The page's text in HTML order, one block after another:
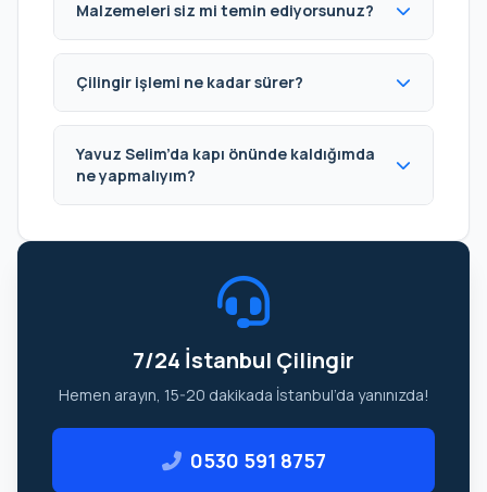
Malzemeleri siz mi temin ediyorsunuz?
Çilingir işlemi ne kadar sürer?
Yavuz Selim’da kapı önünde kaldığımda
ne yapmalıyım?
7/24 İstanbul Çilingir
Hemen arayın, 15-20 dakikada İstanbul’da yanınızda!
0530 591 8757